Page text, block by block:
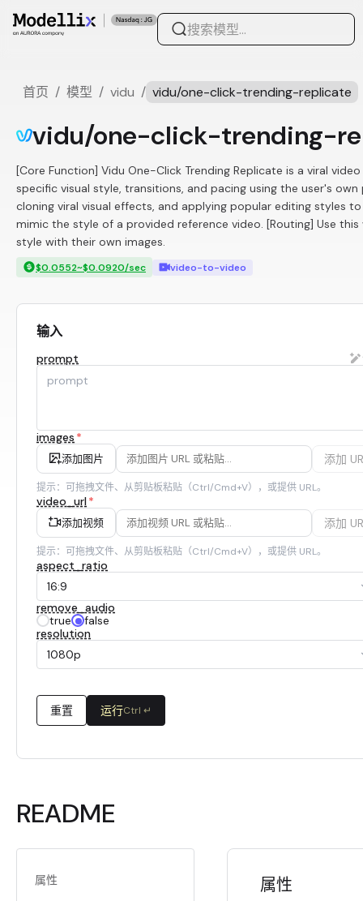
首页 / 模型 / vidu / vidu/one-click-trending-replicate
vidu/one-click-trending-
[Core Function] Vidu One-Click Trending Replicate is a viral
specific visual style, transitions, and pacing using the user's
cloning viral visual effects, and applying popular editing styles
mimic the style of a provided reference video. [Routing] Use
style with their own images.
$0.0552~$0.0920/sec video-to-video
输入
prompt
images *
添加图片 添加
提示：可拖拽文件、从剪贴板粘贴（Ctrl/Cmd+V），或提供 URL。
video_url*
添加视频 添加
提示：可拖拽文件、从剪贴板粘贴（Ctrl/Cmd+V），或提供 URL。
aspect_ratio
16:9
remove_audio
true
false
resolution
1080p
重置 运行Ctrl ↵
README
属性
属性